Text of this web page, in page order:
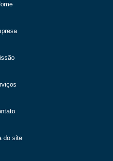
do site